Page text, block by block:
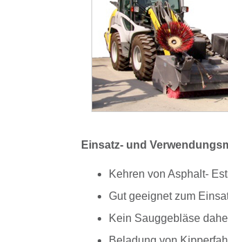
Einsatz- und
Kehren von Asphalt-
Gut geeignet zum
Kein Sauggebläse